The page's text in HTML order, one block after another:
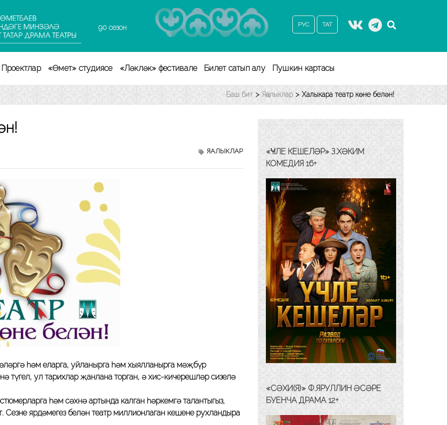
90 сезон РУС ТАТ
Проектлар «Өмет» студиясе «Ләкләк» фестивале Билет сатып алу Пушкин картасы
Баш бит > Яңалыклар > Халыкара театр көне белән!
ЯҢАЛЫКЛАР
һәм еларга, уйланырга һәм хыялланырга мәҗбүр
түгел, ул тарихлар җанлана торган, ә хис-кичерешләр сизелә
һәм сәхнә артында калган һәркемгә талантыгыз,
ярдәмегез белән театр миллионлаган кешене рухландыра
«ҮЧЛЕ КЕШЕЛӘР» З.ХӘКИМ
КОМЕДИЯ 16+
«СӘХИ(Я)» Ф.ЯРУЛЛИН ӘСӘРЕ
БУЕНЧА ДРАМА 12+